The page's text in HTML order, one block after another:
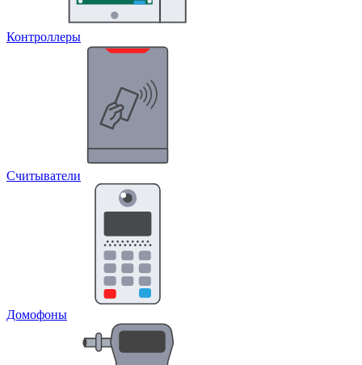
Контроллеры
Считыватели
Домофоны